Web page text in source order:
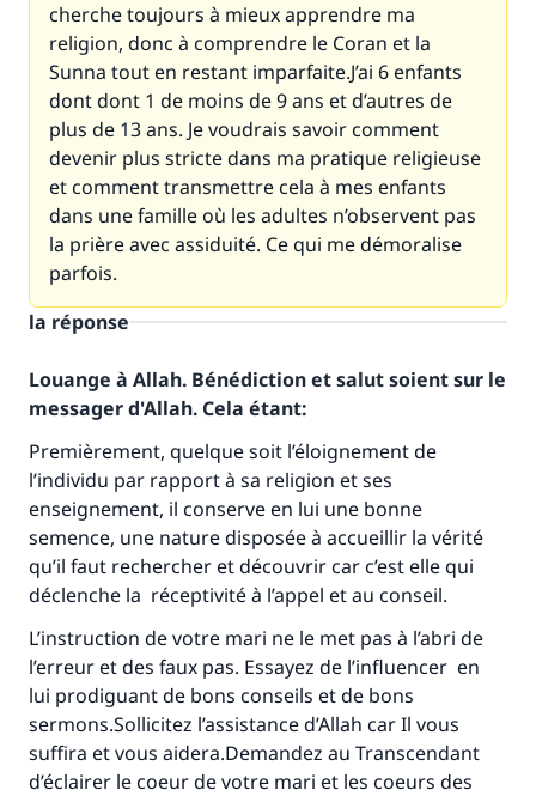
cherche toujours à mieux apprendre ma
religion, donc à comprendre le Coran et la
Sunna tout en restant imparfaite.J’ai 6 enfants
dont dont 1 de moins de 9 ans et d’autres de
plus de 13 ans. Je voudrais savoir comment
devenir plus stricte dans ma pratique religieuse
et comment transmettre cela à mes enfants
dans une famille où les adultes n’observent pas
la prière avec assiduité. Ce qui me démoralise
parfois.
la réponse
Louange à Allah. Bénédiction et salut soient sur le
messager d'Allah. Cela étant:
Premièrement, quelque soit l’éloignement de
l’individu par rapport à sa religion et ses
enseignement, il conserve en lui une bonne
semence, une nature disposée à accueillir la vérité
qu’il faut rechercher et découvrir car c’est elle qui
déclenche la réceptivité à l’appel et au conseil.
L’instruction de votre mari ne le met pas à l’abri de
l’erreur et des faux pas. Essayez de l’influencer en
lui prodiguant de bons conseils et de bons
sermons.Sollicitez l’assistance d’Allah car Il vous
suffira et vous aidera.Demandez au Transcendant
d’éclairer le coeur de votre mari et les coeurs des